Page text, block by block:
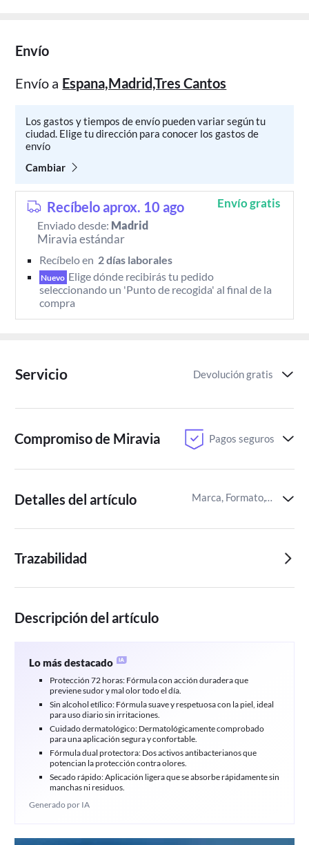
Envío
Envío a Espana,Madrid,Tres Cantos
Los gastos y tiempos de envío pueden variar según tu
ciudad. Elige tu dirección para conocer los gastos de
envío
Cambiar
Recíbelo aprox. 10 ago Envío gratis
Enviado desde: Madrid
Miravia estándar
Recíbelo en 2 días laborales
Nuevo Elige dónde recibirás tu pedido
seleccionando un 'Punto de recogida' al final de la
compra
Servicio Devolución gratis
Compromiso de Miravia Pagos seguros
Detalles del artículo Marca, Formato,Tipo de piel
Trazabilidad
Descripción del artículo
Lo más destacado
Protección 72 horas: Fórmula con acción duradera que
previene sudor y mal olor todo el día.
Sin alcohol etílico: Fórmula suave y respetuosa con la piel, ideal
para uso diario sin irritaciones.
Cuidado dermatológico: Dermatológicamente comprobado
para una aplicación segura y confortable.
Fórmula dual protectora: Dos activos antibacterianos que
potencian la protección contra olores.
Secado rápido: Aplicación ligera que se absorbe rápidamente sin
manchas ni residuos.
Generado por IA